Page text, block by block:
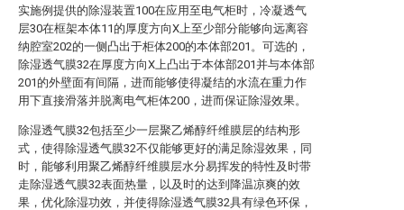
实施例提供的除湿装置100在应用至电气柜时，冷凝透气
层30在框架本体11的厚度方向X上至少部分能够向远离容
纳腔室202的一侧凸出于柜体200的本体部201。可选的，
除湿透气膜32在厚度方向X上凸出于本体部201并与本体部
201的外壁面有间隔，进而能够使得凝结的水流在重力作
用下直接滑落并脱离电气柜体200，进而保证除湿效果。
除湿透气膜32包括至少一层聚乙烯醇纤维膜层的结构形
式，使得除湿透气膜32不仅能够更好的满足除湿效果，同
时，能够利用聚乙烯醇纤维膜层水分易挥发的特性及时带
走除湿透气膜32表面热量，以及时的达到降温凉爽的效
果，优化除湿功效，并使得除湿透气膜32具有绿色环保，